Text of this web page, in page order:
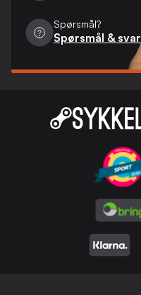
Spørsmål?
Spørsmål & svar